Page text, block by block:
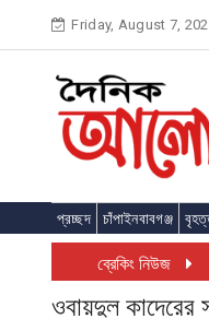
content
Friday, August 7,
প্রচ্ছদ চাঁপাইনবাবগঞ্জ
ব্রেকিং নিউজ
ওবায়দুল কাদেরের